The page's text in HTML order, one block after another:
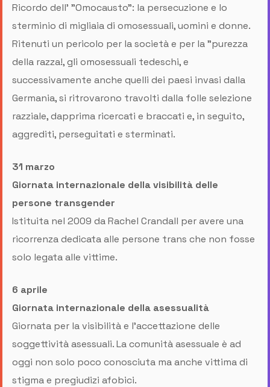
Ricordo dell' "Omocausto": la persecuzione e lo
sterminio di migliaia di omosessuali, uomini e donne.
Ritenuti un pericolo per la società e per la "purezza
della razza!, gli omosessuali tedeschi, e
successivamente anche quelli dei paesi invasi dalla
Germania, si ritrovarono travolti dalla folle selezione
razziale, dapprima ricercati e braccati e, in seguito,
aggrediti, perseguitati e sterminati.
31 marzo
Giornata internazionale della visibilità delle
persone transgender
Istituita nel 2009 da Rachel Crandall per avere una
ricorrenza dedicata alle persone trans che non fosse
solo legata alle vittime.
6 aprile
Giornata internazionale della asessualità
Giornata per la visibilità e l’accettazione delle
soggettività asessuali. La comunità asessuale è ad
oggi non solo poco conosciuta ma anche vittima di
stigma e pregiudizi afobici.